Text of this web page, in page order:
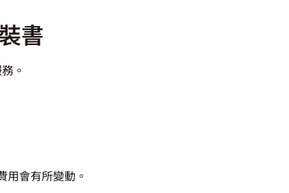
書
。
用會有所變動。